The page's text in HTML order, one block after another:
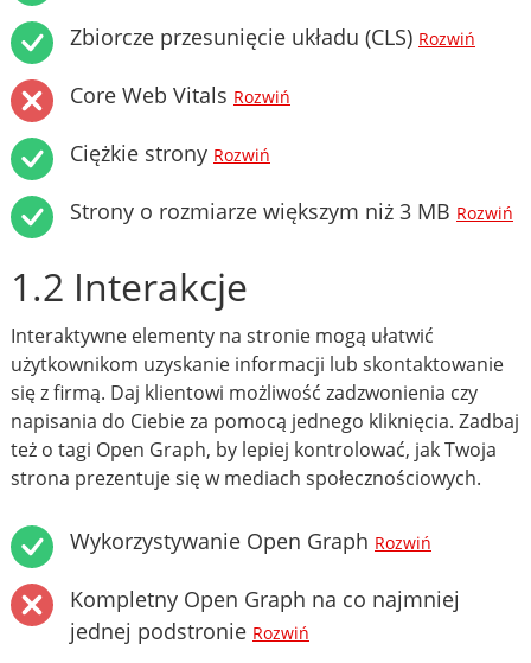
Zbiorcze przesunięcie układu (CLS) Rozwiń
Core Web Vitals Rozwiń
Ciężkie strony Rozwiń
Strony o rozmiarze większym niż 3 MB Rozwiń
1.2 Interakcje
Interaktywne elementy na stronie mogą ułatwić
użytkownikom uzyskanie informacji lub skontaktowanie
się z firmą. Daj klientowi możliwość zadzwonienia czy
napisania do Ciebie za pomocą jednego kliknięcia. Zadbaj
też o tagi Open Graph, by lepiej kontrolować, jak Twoja
strona prezentuje się w mediach społecznościowych.
Wykorzystywanie Open Graph Rozwiń
Kompletny Open Graph na co najmniej
jednej podstronie Rozwiń